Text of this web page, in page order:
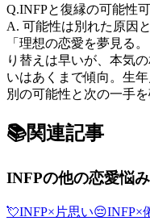
Q.INFPと復縁の可能性
A. 可能性は別れた原因
「理想の恋愛を夢見る
り替えは早いが、本気
いはあくまで傾向。生
別の可能性と次の一手を
📚関連記事
INFPの他の恋愛悩み
💘INFP× 片思い😔INFP×